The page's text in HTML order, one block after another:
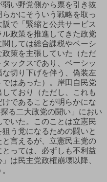
い野党側から票を引き抜
かにそういう戦略を取っ
で「緊縮と公共サービス
政策を推進してきた政党
しては総合課税やベーシ
策を主張していた（ただ
ックスであり、ベーシッ
切り下げを伴う、偽装左
はあった）。岸田自民党
ており（ただし、これも
であることが明らかにな
る二大政党の闘い」におい
いた。このことは立憲民
う党になるための闘いと
言えるが、立憲民主党の
っては、必ずしも不利益
は民主党政権崩壊以降、